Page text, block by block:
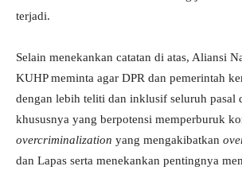
terjadi.
Selain menekankan catatan di atas, Aliansi
KUHP meminta agar DPR dan pemerintah
dengan lebih teliti dan inklusif seluruh pasal
khususnya yang berpotensi memperburuk
overcriminalization yang mengakibatkan
dan Lapas serta menekankan pentingnya